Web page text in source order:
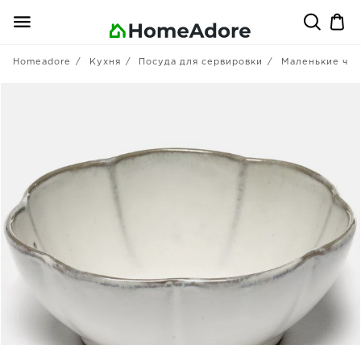
Homeadore Кухня Посуда для сервировки Маленькие